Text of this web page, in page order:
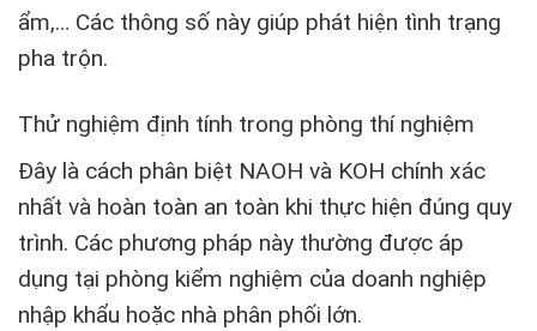
ẩm,… Các thông số này giúp phát hiện tình trạng
pha trộn.
Thử nghiệm định tính trong phòng thí nghiệm
Đây là cách phân biệt NAOH và KOH chính xác
nhất và hoàn toàn an toàn khi thực hiện đúng quy
trình. Các phương pháp này thường được áp
dụng tại phòng kiểm nghiệm của doanh nghiệp
nhập khẩu hoặc nhà phân phối lớn.